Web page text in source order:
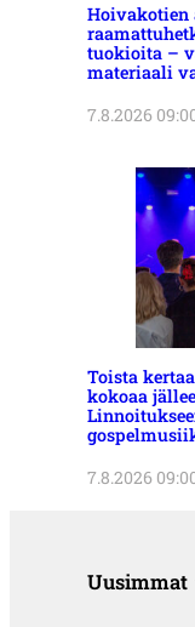
Hoivakotien
tuokioita –
materiaali
7.8.2026
Toista
kokoaa
7.8.2026
Uusimmat